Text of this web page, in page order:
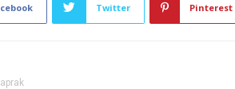
Twitter Pinterest